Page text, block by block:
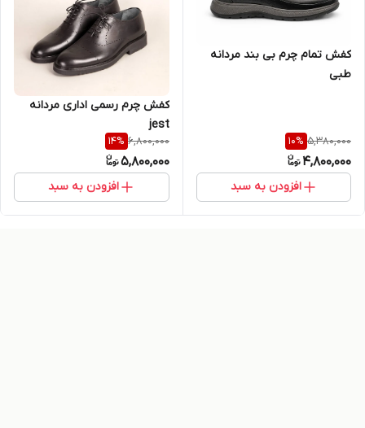
کفش تمام چرم بی بند مردانه
طبی
5,380,000
10%
4,800,000
افزودن به سبد
کفش چرم رسمی اداری مردانه
jest
6,800,000
14%
5,800,000
افزودن به سبد